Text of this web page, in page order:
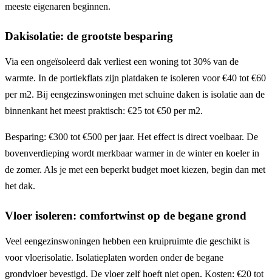
meeste eigenaren beginnen.
Dakisolatie: de grootste besparing
Via een ongeïsoleerd dak verliest een woning tot 30% van de
warmte. In de portiekflats zijn platdaken te isoleren voor €40 tot €60
per m2. Bij eengezinswoningen met schuine daken is isolatie aan de
binnenkant het meest praktisch: €25 tot €50 per m2.
Besparing: €300 tot €500 per jaar. Het effect is direct voelbaar. De
bovenverdieping wordt merkbaar warmer in de winter en koeler in
de zomer. Als je met een beperkt budget moet kiezen, begin dan met
het dak.
Vloer isoleren: comfortwinst op de begane grond
Veel eengezinswoningen hebben een kruipruimte die geschikt is
voor vloerisolatie. Isolatieplaten worden onder de begane
grondvloer bevestigd. De vloer zelf hoeft niet open. Kosten: €20 tot